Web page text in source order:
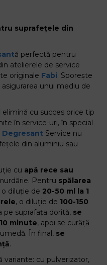
suprafețele din
ă perfectă pentru
atelierele de service
originale Fabi. Sporește
unui mediu de
elimină cu succes orice tip
în service-uri, în special
Degresant Service nu
din aluminiu sau
cu apă rece sau
Pentru spălarea
diluție de 20-50 ml la 1
, o diluție de 100-150
pe suprafața dorită, se
minute, apoi se curăță
În final, se
.
variante: cu pulverizator,